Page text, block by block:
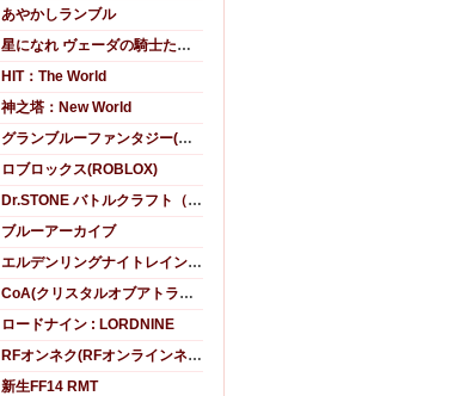
あやかしランブル
星になれ ヴェーダの騎士たち(ホシナレ)
HIT：The World
神之塔：New World
グランブルーファンタジー(グラブル)
ロブロックス(ROBLOX)
Dr.STONE バトルクラフト（バトクラ）
ブルーアーカイブ
エルデンリングナイトレイン(ELDEN RING NIGHTREIGN)RMT
CoA(クリスタルオブアトラン）
ロードナイン : LORDNINE
RFオンネク(RFオンラインネクスト)
新生FF14 RMT